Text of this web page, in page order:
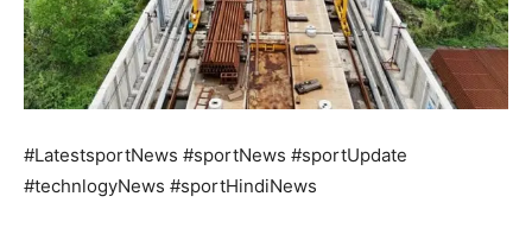
#LatestsportNews #sportNews #sportUpdate
#technlogyNews #sportHindiNews